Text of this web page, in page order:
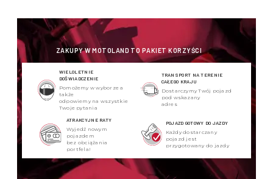
ZAKUPY W MOTOLAND TO PAKIET KORZYŚCI
WIELOLETNIE
DOŚWIADCZENIE
Pomożemy w wyborze a
także
odpowiemy na wszystkie
Twoje pytania
TRANSPORT NA TERENIE
CAŁEGO KRAJU
Dostarczymy Twój pojazd
pod wskazany
adres
ATRAKCYJNE RATY
Wyjedź nowym
pojazdem
bez obciążania
portfela!
POJAZD GOTOWY DO JAZDY
Każdy dostarczany
pojazd jest
przygotowany do jazdy